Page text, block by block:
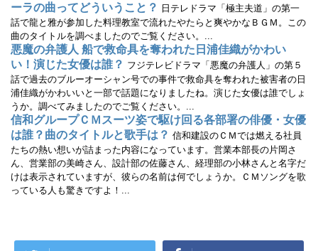
ーラの曲ってどういうこと？ 日テレドラマ「極主夫道」の第一
話で龍と雅が参加した料理教室で流れたやたらと爽やかなＢＧＭ。この
曲のタイトルを調べましたのでご覧ください。...
悪魔の弁護人 船で救命具を奪われた日浦佳織がかわい
い！演じた女優は誰？ フジテレビドラマ「悪魔の弁護人」の第５
話で過去のブルーオーシャン号での事件で救命具を奪われた被害者の日
浦佳織がかわいいと一部で話題になりましたね。演じた女優は誰でしょ
うか。調べてみましたのでご覧ください。...
信和グループＣＭスーツ姿で駆け回る各部署の俳優・女優
は誰？曲のタイトルと歌手は？ 信和建設のＣＭでは燃える社員
たちの熱い想いが詰まった内容になっています。営業本部長の片岡さ
ん、営業部の美崎さん、設計部の佐藤さん、経理部の小林さんと名字だ
けは表示されていますが、彼らの名前は何でしょうか。ＣＭソングを歌
っている人も驚きですよ！...